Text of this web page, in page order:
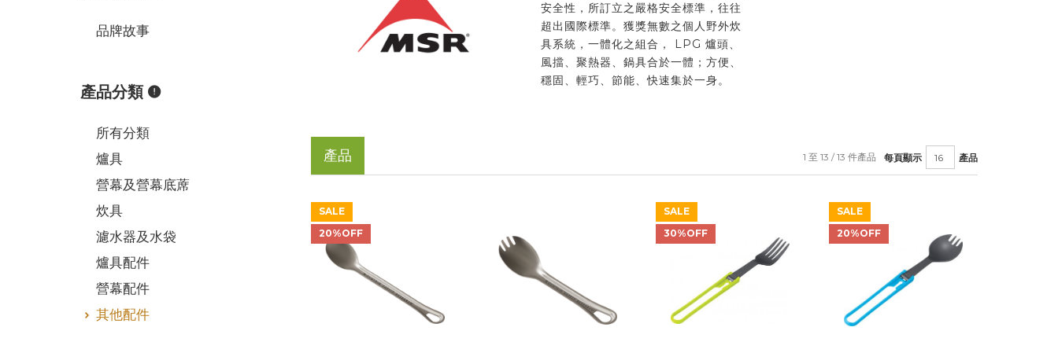
安全性，所訂立之嚴格安全標準，往往
超出國際標準。獲獎無數之個人野外炊
具系統，一體化之組合， LPG 爐頭、
風擋、聚熱器、鍋具合於一體；方便、
穩固、輕巧、節能、快速集於一身。
產品 每頁顯示 產品
1 至 13 / 13 件產品
SALE
20%OFF
SALE
30%OFF
SALE
20%OFF
品牌故事
產品分類
所有分類
爐具
營幕及營幕底蓆
炊具
濾水器及水袋
爐具配件
營幕配件
其他配件